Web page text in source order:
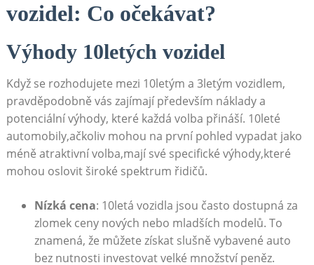
vozidel: Co ⁤očekávat?
Výhody 10letých vozidel
Když se ‌rozhodujete​ mezi 10letým ⁤a 3letým vozidlem,
pravděpodobně vás zajímají především náklady‌ a
potenciální výhody, které⁤ každá volba přináší. 10leté
automobily,ačkoliv mohou na první‍ pohled vypadat jako​
méně atraktivní volba,mají své specifické výhody,které
mohou‌ oslovit široké spektrum řidičů.
Nízká cena: 10letá vozidla jsou často dostupná za
zlomek ceny nových nebo mladších modelů. To
znamená, že můžete ‌získat slušně vybavené ⁤auto
bez nutnosti investovat velké množství peněz.